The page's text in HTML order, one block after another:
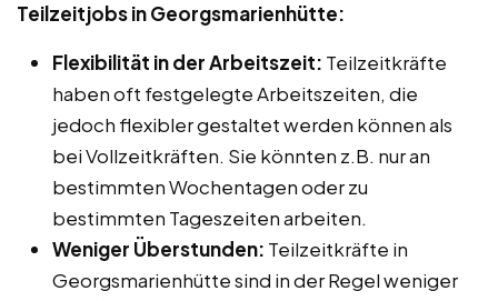
Teilzeitjobs in Georgsmarienhütte:
Flexibilität in der Arbeitszeit: Teilzeitkräfte
haben oft festgelegte Arbeitszeiten, die
jedoch flexibler gestaltet werden können als
bei Vollzeitkräften. Sie könnten z.B. nur an
bestimmten Wochentagen oder zu
bestimmten Tageszeiten arbeiten.
Weniger Überstunden: Teilzeitkräfte in
Georgsmarienhütte sind in der Regel weniger